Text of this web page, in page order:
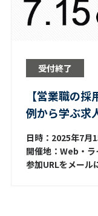
受付終了
【営業職の
例から学ぶ求
日時：2025年7月
開催地：Web・
参加URLをメール